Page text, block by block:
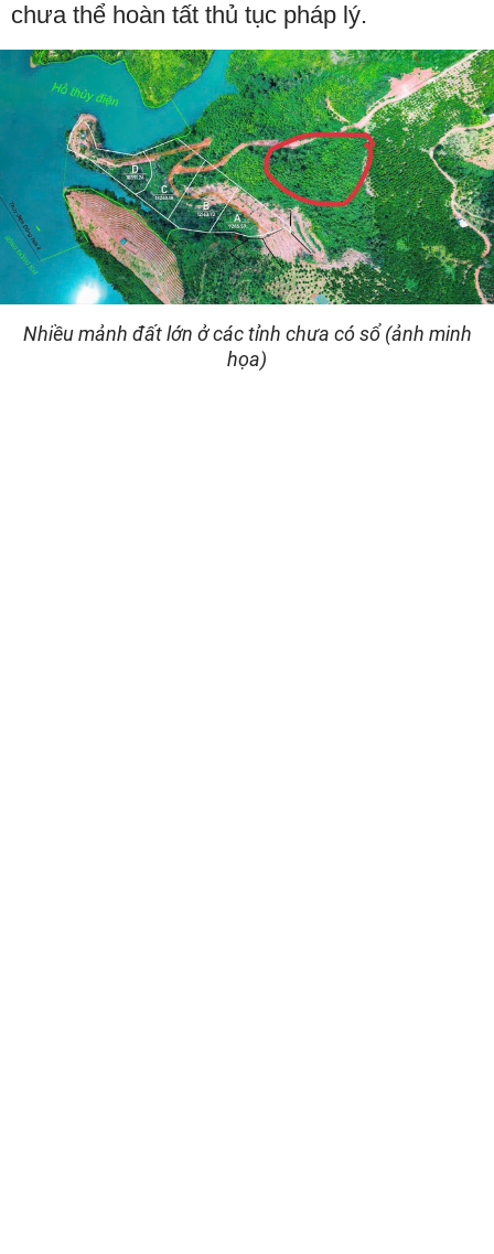
chưa thể hoàn tất thủ tục pháp lý.
Nhiều mảnh đất lớn ở các tỉnh chưa có sổ (ảnh minh
họa)